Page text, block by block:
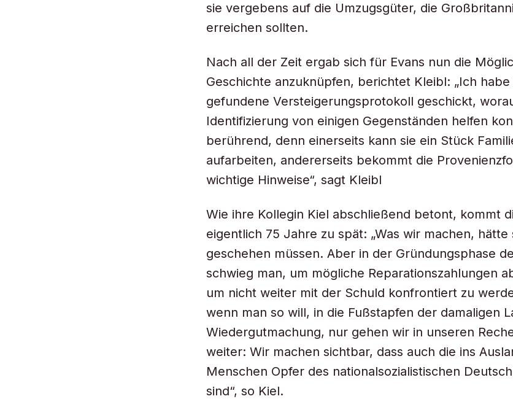
sie vergebens auf die Umzugsgüter, die
erreichen sollten.
Nach all der Zeit ergab sich für Evans nun die
Geschichte anzuknüpfen, berichtet Kleibl: „Ich
gefundene Versteigerungsprotokoll geschickt,
Identifizierung von einigen Gegenständen helfen
berührend, denn einerseits kann sie ein Stück
aufarbeiten, andererseits bekommt die
wichtige Hinweise“, sagt Kleibl
Wie ihre Kollegin Kiel abschließend betont, kommt
eigentlich 75 Jahre zu spät: „Was wir machen,
geschehen müssen. Aber in der Gründungsphase
schwieg man, um mögliche Reparationszahlungen
um nicht weiter mit der Schuld konfrontiert zu
wenn man so will, in die Fußstapfen der damaligen
Wiedergutmachung, nur gehen wir in unseren
weiter: Wir machen sichtbar, dass auch die ins
Menschen Opfer des nationalsozialistischen
sind“, so Kiel.